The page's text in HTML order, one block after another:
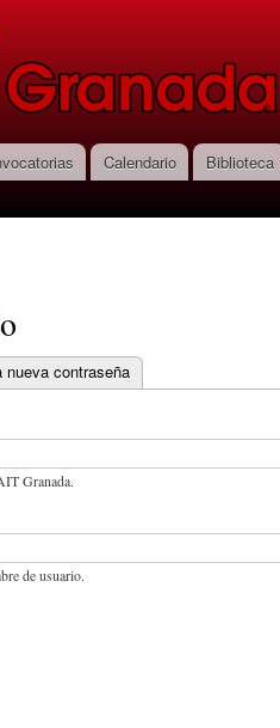
Calendario
Biblioteca
nueva contraseña
Granada.
de usuario.